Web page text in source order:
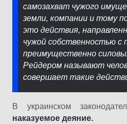
самозахват чужого
земли, компании и тому
это действия,
чужой собственностью с
преимущественно
Рейдером называют
совершает такие
В украинском
наказуемое деяние.